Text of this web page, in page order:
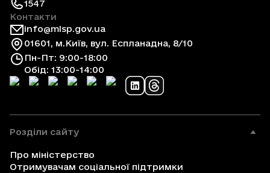
1547
Контакти
info@mlsp.gov.ua
01601, м.Київ, вул. Еспланадна, 8/10
Пн-Пт: 9:00-18:00
Обід: 13:00-14:00
Розділи сайту
Про міністерство
Отримувачам соціальної підтримки